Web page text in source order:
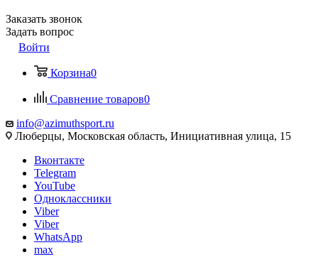
Заказать звонок
Задать вопрос
Войти
Корзина0
Сравнение товаров0
info@azimuthsport.ru
Люберцы, Московская область, Инициативная улица, 15
Вконтакте
Telegram
YouTube
Одноклассники
Viber
Viber
WhatsApp
max